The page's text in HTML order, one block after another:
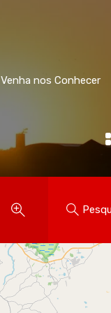
Venha nos Conhecer